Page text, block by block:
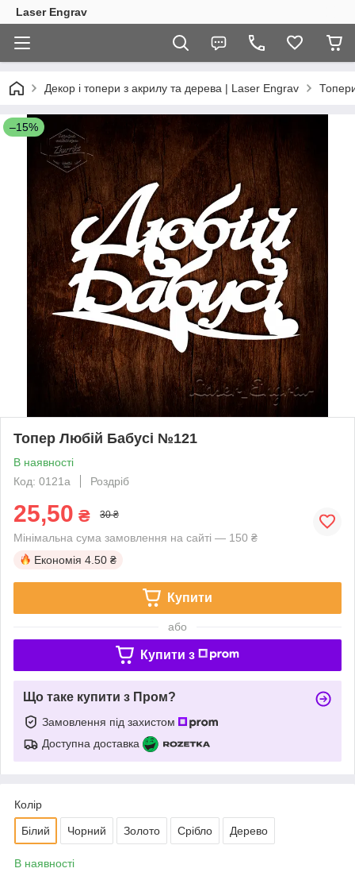
Laser Engrav
Декор і топери з акрилу та дерева | Laser Engrav
–15%
Топер Любій Бабусі №121
В наявності
Код: 0121a
Роздріб
25,50 ₴ 30 ₴
Мінімальна сума замовлення на сайті — 150 ₴
Економія 4.50 ₴
Купити
або
Купити з
Що таке купити з Пром?
Замовлення під захистом
Доступна доставка
Колір
Білий Чорний Золото Срібло Дерево
В наявності